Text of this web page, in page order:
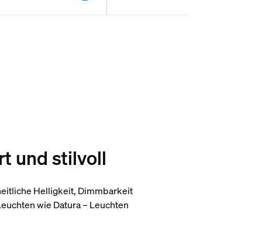
und stilvoll
Helligkeit, Dimmbarkeit
wie Datura – Leuchten